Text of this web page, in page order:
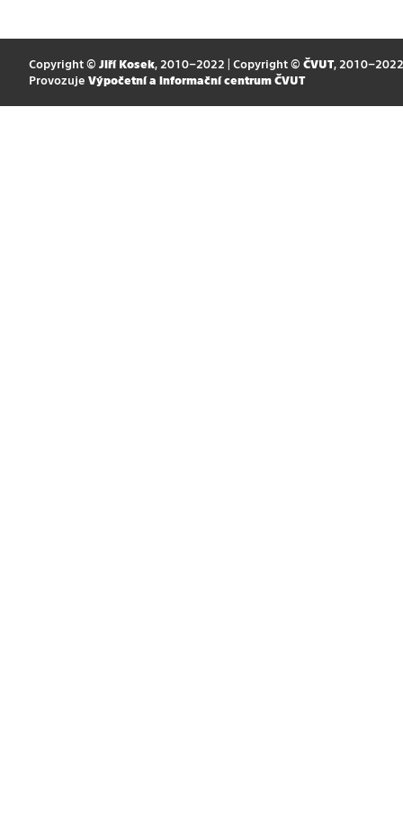
Copyright © Jiří Kosek, 2010–2022 | Copyright © ČVUT, 2010–2022
Provozuje Výpočetní a informační centrum ČVUT